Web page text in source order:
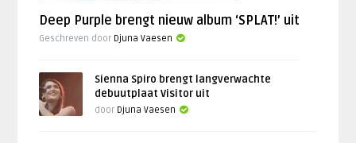
Deep Purple brengt nieuw album ‘SPLAT!’ uit
Geschreven door Djuna Vaesen
Sienna Spiro brengt langverwachte
debuutplaat Visitor uit
door Djuna Vaesen